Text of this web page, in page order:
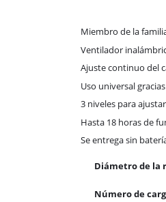
Miembro de la
Ventilador
Ajuste continuo del
Uso universal
3 niveles para
Hasta 18 horas de
Se entrega sin
Diámetro de la
Número de